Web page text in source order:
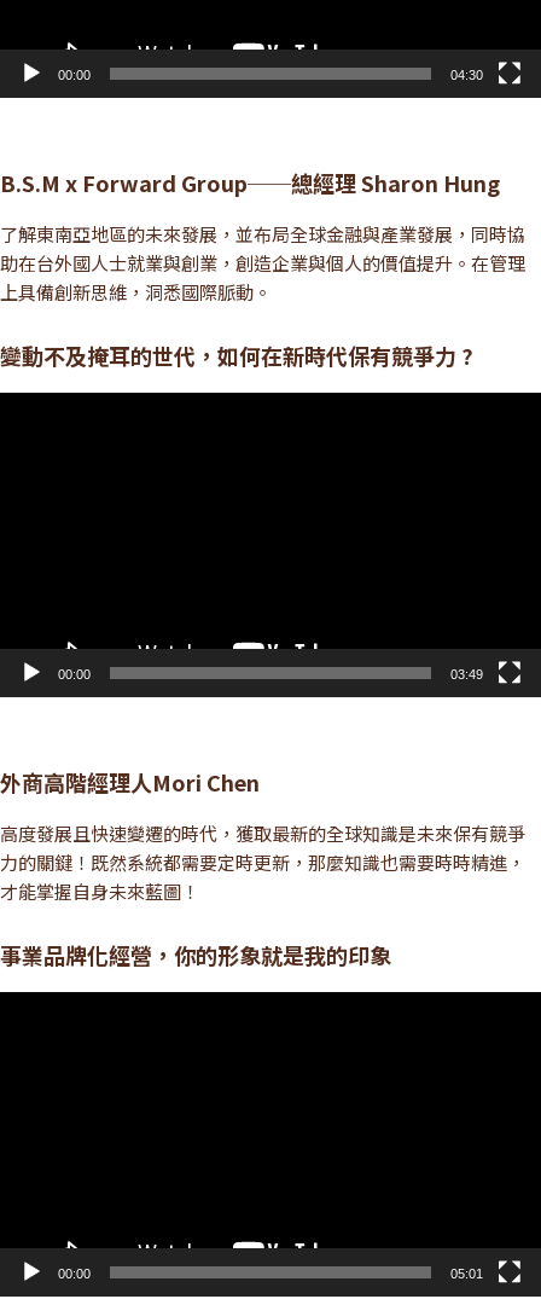
00:00 04:30
B.S.M x Forward Group──總經理 Sharon Hung
了解東南亞地區的未來發展，並布局全球金融與產業發展，同時協
助在台外國人士就業與創業，創造企業與個人的價值提升。在管理
上具備創新思維，洞悉國際脈動。
變動不及掩耳的世代，如何在新時代保有競爭力 ?
00:00 03:49
外商高階經理人Mori Chen
高度發展且快速變遷的時代，獲取最新的全球知識是未來保有競爭
力的關鍵！既然系統都需要定時更新，那麼知識也需要時時精進，
才能掌握自身未來藍圖！
事業品牌化經營，你的形象就是我的印象
00:00 05:01